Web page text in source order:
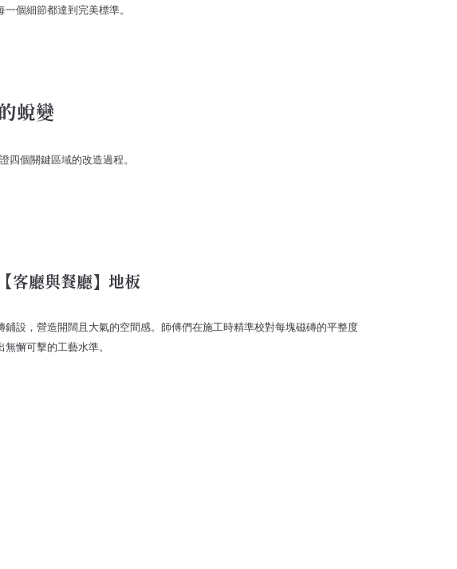
一個細節都達到完美標準。
蛻變
四個關鍵區域的改造過程。
客廳與餐廳】地板
鋪設，營造開闊且大氣的空間感。師傅們在施工時精準校對每塊磁磚的平整度
懈可擊的工藝水準。